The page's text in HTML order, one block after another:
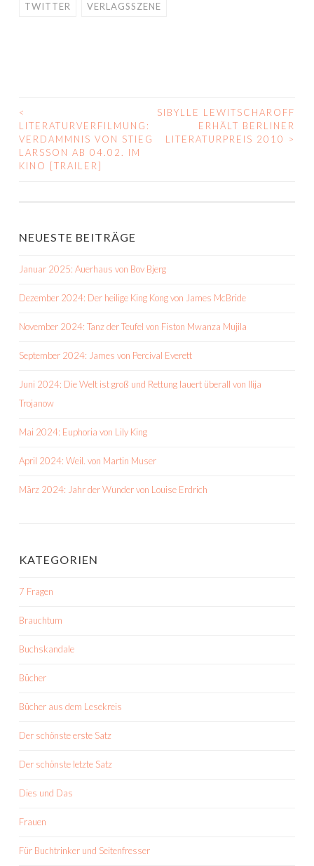
TWITTER VERLAGSSZENE
BEITRAGS-
NAVIGATION
<
LITERATURVERFILMUNG:
VERDAMMNIS VON STIEG
LARSSON AB 04.02. IM
KINO [TRAILER]
SIBYLLE LEWITSCHAROFF
ERHÄLT BERLINER
LITERATURPREIS 2010
>
NEUESTE BEITRÄGE
Januar 2025: Auerhaus von Bov Bjerg
Dezember 2024: Der heilige King Kong von James McBride
November 2024: Tanz der Teufel von Fiston Mwanza Mujila
September 2024: James von Percival Everett
Juni 2024: Die Welt ist groß und Rettung lauert überall von Ilija
Trojanow
Mai 2024: Euphoria von Lily King
April 2024: Weil. von Martin Muser
März 2024: Jahr der Wunder von Louise Erdrich
KATEGORIEN
7 Fragen
Brauchtum
Buchskandale
Bücher
Bücher aus dem Lesekreis
Der schönste erste Satz
Der schönste letzte Satz
Dies und Das
Frauen
Für Buchtrinker und Seitenfresser